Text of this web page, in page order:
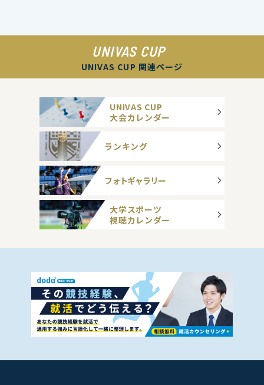
UNIVAS CUP
UNIVAS CUP 関連ページ
UNIVAS CUP
大会カレンダー
ランキング
フォトギャラリー
大学スポーツ
視聴カレンダー